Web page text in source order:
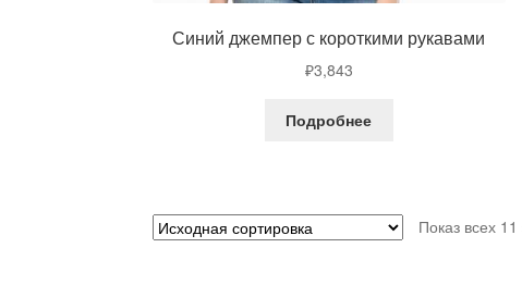
Синий джемпер с короткими рукавами
₽3,843
Подробнее
Показ всех